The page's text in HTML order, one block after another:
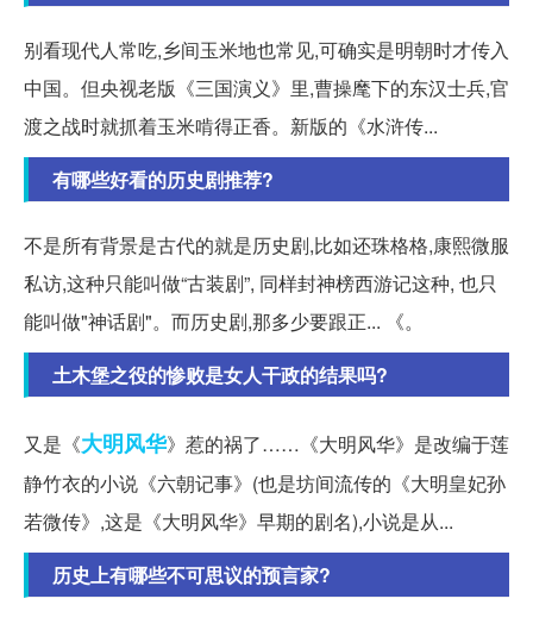
别看现代人常吃,乡间玉米地也常见,可确实是明朝时才传入
中国。但央视老版《三国演义》里,曹操麾下的东汉士兵,官
渡之战时就抓着玉米啃得正香。新版的《水浒传...
有哪些好看的历史剧推荐?
不是所有背景是古代的就是历史剧,比如还珠格格,康熙微服
私访,这种只能叫做“古装剧”, 同样封神榜西游记这种, 也只
能叫做"神话剧"。而历史剧,那多少要跟正... 《。
土木堡之役的惨败是女人干政的结果吗?
又是《大明风华》惹的祸了……《大明风华》是改编于莲
静竹衣的小说《六朝记事》(也是坊间流传的《大明皇妃孙
若微传》,这是《大明风华》早期的剧名),小说是从...
历史上有哪些不可思议的预言家?